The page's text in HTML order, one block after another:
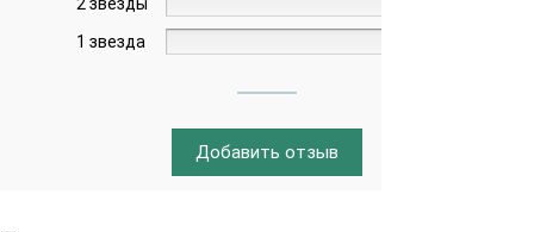
1 звезда
Добавить отзыв